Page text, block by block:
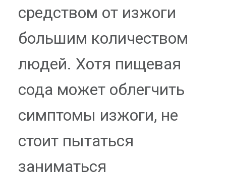
средством от изжоги
большим количеством
людей. Хотя пищевая
сода может облегчить
симптомы изжоги, не
стоит пытаться
заниматься